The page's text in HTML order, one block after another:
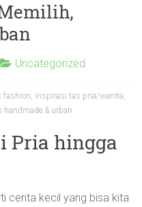
Uncategorized
fashion, inspirasi tas pria/wanita,
& urban
Pria hingga
cerita kecil yang bisa kita